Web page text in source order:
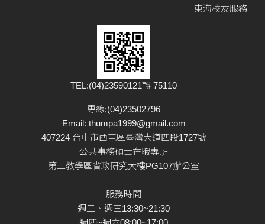
東海校友服務
TEL:(04)23590121轉 75110
專線:(04)23502796
Email: thumpa1999@gmail.com
407224 台中市西屯區臺灣大道四段1727號
公共事務碩士在職專班
第二教學區省政研究大樓PG107辦公室
服務時間
週二、週三13:30~21:30